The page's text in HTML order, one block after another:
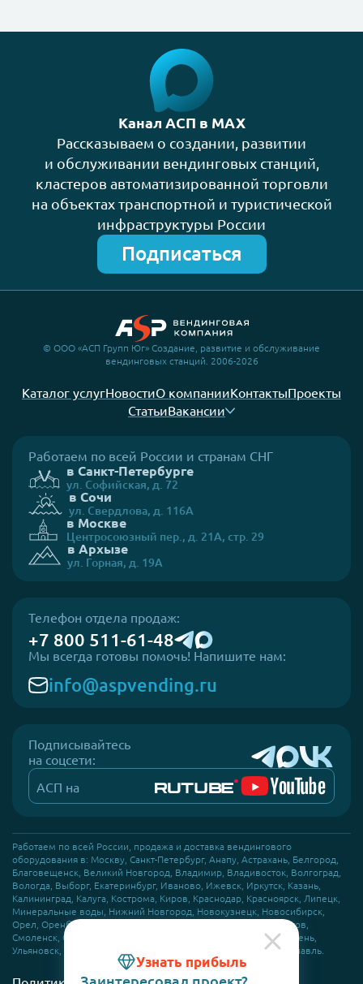
Узнать прибыль
Скрыть
Заинтересовал проект?
Канал АСП в MAX
Рассказываем о создании, развитии
и обслуживании вендинговых станций,
кластеров автоматизированной торговли
на объектах транспортной и туристической
инфраструктуры России
Подписаться
© ООО «АСП Групп Юг» Создание, развитие и обслуживание
вендинговых станций. 2006-2026
Каталог услугНовостиО компанииКонтактыПроекты
СтатьиВакансии
Работаем по всей России и странам СНГ
в Санкт-Петербурге
ул. Софийская, д. 72
в Сочи
ул. Свердлова, д. 116А
в Москве
Центросоюзный пер., д. 21А, стр. 29
в Архызе
ул. Горная, д. 19А
Телефон отдела продаж:
+7 800 511-61-48
Мы всегда готовы помочь! Напишите нам:
info@aspvending.ru
Подписывайтесь
на соцсети:
АСП на
Работаем по всей России, продажа и доставка вендингового
оборудования в: Москву, Санкт-Петербург, Анапу, Астрахань, Белгород,
Благовещенск, Великий Новгород, Владимир, Владивосток, Волгоград,
Вологда, Выборг, Екатеринбург, Иваново, Ижевск, Иркутск, Казань,
Калининград, Калуга, Кострома, Киров, Краснодар, Красноярск, Липецк,
Минеральные воды, Нижний Новгород, Новокузнецк, Новосибирск,
Орел, Оренбург, Пермь, Псков, Ростов-на-Дону, Самара, Саратов,
Смоленск, Сочи, Сыктывкар, Тамбов, Томск, Туапсе, Тула, Тюмень,
Ульяновск, Уфа, Хабаровск, Чебоксары, Челябинск, Чита, Ярославль.